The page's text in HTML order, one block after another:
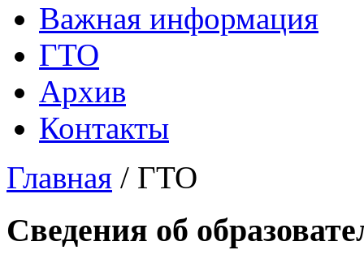
Важная информация
ГТО
Архив
Контакты
Главная / ГТО
Сведения об